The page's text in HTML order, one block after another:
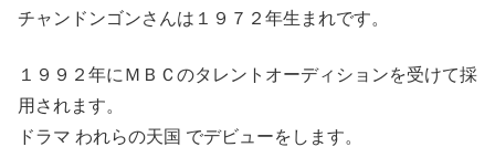
チャンドンゴンさんは１９７２年生まれです。
１９９２年にＭＢＣのタレントオーディションを受けて採
用されます。
ドラマ われらの天国 でデビューをします。